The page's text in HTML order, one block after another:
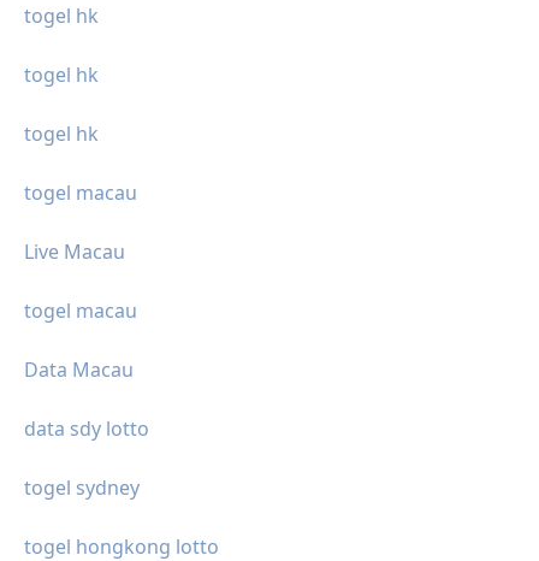
togel hk
togel hk
togel hk
togel macau
Live Macau
togel macau
Data Macau
data sdy lotto
togel sydney
togel hongkong lotto